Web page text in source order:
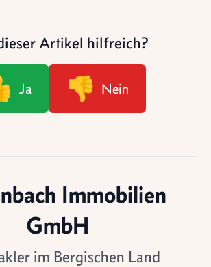
Artikel hilfreich?
Ja 👎 Nein
Immobilien
GmbH
im Bergischen Land